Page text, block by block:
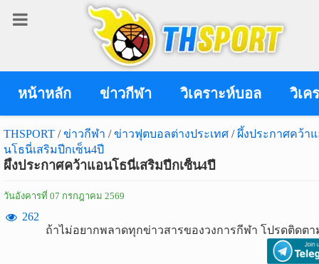
หน้าหลัก ข่าวกีฬา วิเคราะห์บอล วิเค
THSPORT / ข่าวกีฬา / ข่าวฟุตบอลต่างประเทศ / ผึ้งประกาศคว้า
นโธนี่เสริมปีกเซ็น4ปี
ผึ้งประกาศคว้าแอนโธนี่เสริมปีกเซ็น4ปี
วันอังคารที่ 07 กรกฎาคม 2569
262
ถ้าไม่อยากพลาดทุกข่าวสารของวงการกีฬา โปรดติดตา
เข้า
เข้าสู่ระบบ
เข้าสู่ระบบด้วย facebook
สมัคร
สมาชิก